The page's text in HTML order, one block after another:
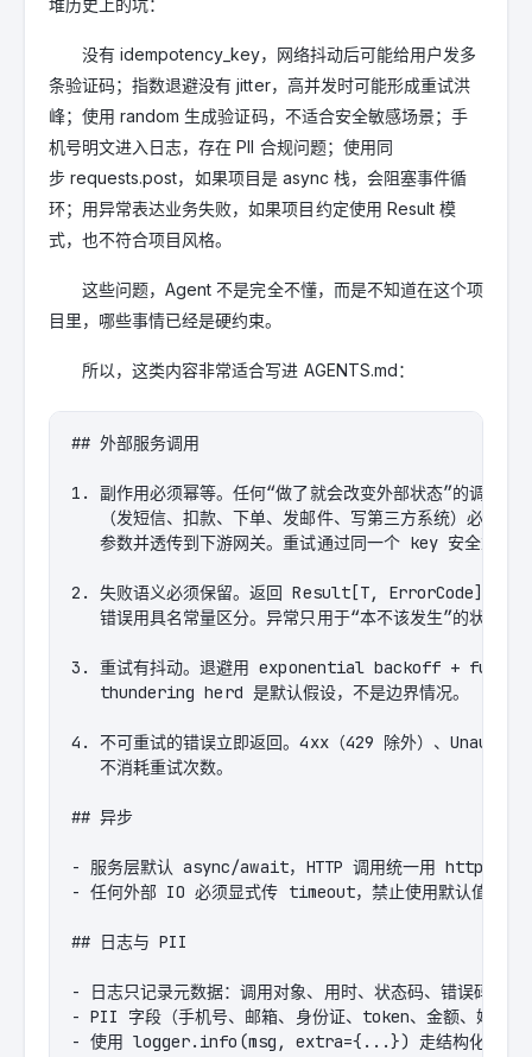
堆历史上的坑：
没有 idempotency_key，网络抖动后可能给用户发多
条验证码；指数退避没有 jitter，高并发时可能形成重试洪
峰；使用 random 生成验证码，不适合安全敏感场景；手
机号明文进入日志，存在 PII 合规问题；使用同
步 requests.post，如果项目是 async 栈，会阻塞事件循
环；用异常表达业务失败，如果项目约定使用 Result 模
式，也不符合项目风格。
这些问题，Agent 不是完全不懂，而是不知道在这个项
目里，哪些事情已经是硬约束。
所以，这类内容非常适合写进 AGENTS.md：
## 外部服务调用
1. 副作用必须幂等。任何“做了就会改变外部状态”的调用
（发短信、扣款、下单、发邮件、写第三方系统）必须
   参数并透传到下游网关。重试通过同一个 key 安全重放。
2. 失败语义必须保留。返回 Result[T, ErrorCode]，
   错误用具名常量区分。异常只用于“本不该发生”的状态。
3. 重试有抖动。退避用 exponential backoff + full
   thundering herd 是默认假设，不是边界情况。
4. 不可重试的错误立即返回。4xx（429 除外）、
   不消耗重试次数。
## 异步
- 服务层默认 async/await，HTTP 调用统一用
- 任何外部 IO 必须显式传 timeout，禁止使用默认值。
## 日志与 PII
- 日志只记录元数据：调用对象、用时、状态码、错误码。
- PII 字段（手机号、邮箱、身份证、token、金额、姓名）
- 使用 logger.info(msg, extra={...}) 走结构化字段